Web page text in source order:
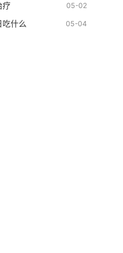
疗 05-02
吃什么 05-04